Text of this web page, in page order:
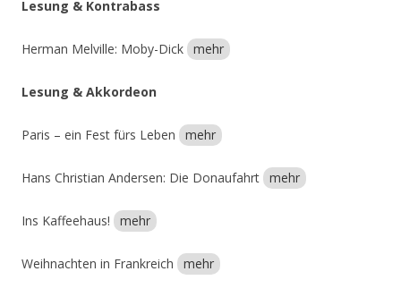
Lesung & Kontrabass
Herman Melville: Moby-Dick mehr
Lesung & Akkordeon
Paris – ein Fest fürs Leben mehr
Hans Christian Andersen: Die Donaufahrt mehr
Ins Kaffeehaus! mehr
Weihnachten in Frankreich mehr